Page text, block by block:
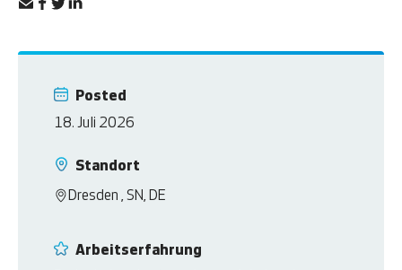
Posted
18. Juli 2026
Standort
Dresden , SN, DE
Arbeitserfahrung